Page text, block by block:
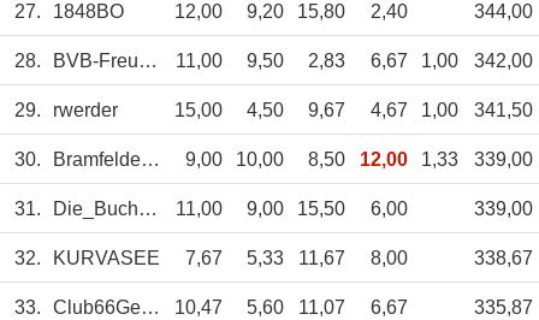
27. 1848BO 12,00 9,20 15,80 2,40 344,00
28. BVB-Freunde 11,00 9,50 2,83 6,67 1,00 342,00
29. rwerder 15,00 4,50 9,67 4,67 1,00 341,50
30. BramfelderFam 9,00 10,00 8,50 12,00 1,33 339,00
31. Die_Buchers 11,00 9,00 15,50 6,00 339,00
32. KURVASEE 7,67 5,33 11,67 8,00 338,67
33. Club66Geyer 10,47 5,60 11,07 6,67 335,87